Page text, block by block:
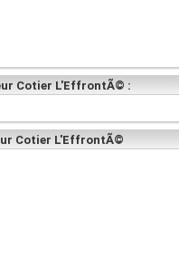
Cotier L'EffrontÃ© :
Cotier L'EffrontÃ©